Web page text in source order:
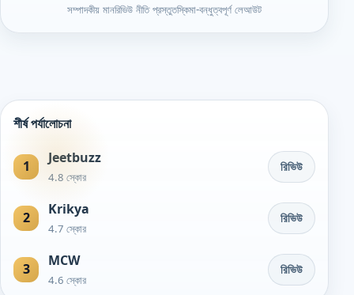
সম্পাদকীয় মানরিভিউ নীতি প্রস্তুতস্কিমা-বন্ধুত্বপূর্ণ লেআউট
শীর্ষ পর্যালোচনা
1 Jeetbuzz
4.8 স্কোর
রিভিউ
2 Krikya
4.7 স্কোর
রিভিউ
3 MCW
4.6 স্কোর
রিভিউ